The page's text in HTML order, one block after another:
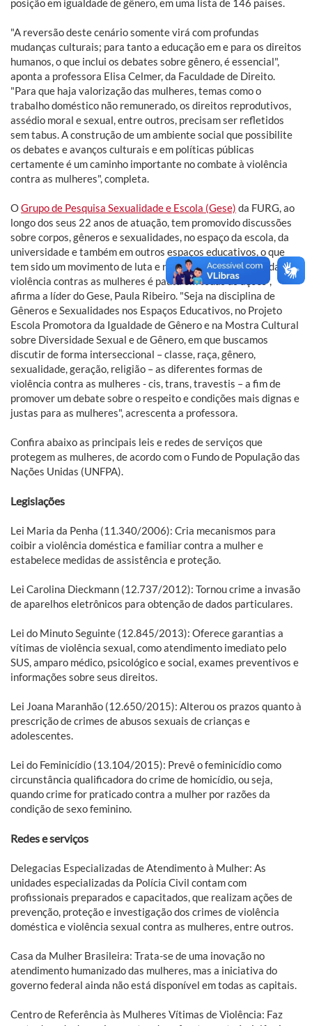
posição em igualdade de gênero, em uma lista de 146 países.
"A reversão deste cenário somente virá com profundas
mudanças culturais; para tanto a educação em e para os direitos
humanos, o que inclui os debates sobre gênero, é essencial",
aponta a professora Elisa Celmer, da Faculdade de Direito.
"Para que haja valorização das mulheres, temas como o
trabalho doméstico não remunerado, os direitos reprodutivos,
assédio moral e sexual, entre outros, precisam ser refletidos
sem tabus. A construção de um ambiente social que possibilite
os debates e avanços culturais e em políticas públicas
certamente é um caminho importante no combate à violência
contra as mulheres", completa.
OGrupo de Pesquisa Sexualidade e Escola (Gese) da FURG, ao
longo dos seus 22 anos de atuação, tem promovido discussões
sobre corpos, gêneros e sexualidades, no espaço da escola, da
universidade e também em outros espaços educativos, o que
tem sido um movimento de luta e resistência. "A questão da
violência contras as mulheres é pauta em todas as ações",
afirma a líder do Gese, Paula Ribeiro. "Seja na disciplina de
Gêneros e Sexualidades nos Espaços Educativos, no Projeto
Escola Promotora da Igualdade de Gênero e na Mostra Cultural
sobre Diversidade Sexual e de Gênero, em que buscamos
discutir de forma interseccional – classe, raça, gênero,
sexualidade, geração, religião – as diferentes formas de
violência contra as mulheres - cis, trans, travestis – a fim de
promover um debate sobre o respeito e condições mais dignas e
justas para as mulheres", acrescenta a professora.
Confira abaixo as principais leis e redes de serviços que
protegem as mulheres, de acordo com o Fundo de População das
Nações Unidas (UNFPA).
Legislações
Lei Maria da Penha (11.340/2006): Cria mecanismos para
coibir a violência doméstica e familiar contra a mulher e
estabelece medidas de assistência e proteção.
Lei Carolina Dieckmann (12.737/2012): Tornou crime a invasão
de aparelhos eletrônicos para obtenção de dados particulares.
Lei do Minuto Seguinte (12.845/2013): Oferece garantias a
vítimas de violência sexual, como atendimento imediato pelo
SUS, amparo médico, psicológico e social, exames preventivos e
informações sobre seus direitos.
Lei Joana Maranhão (12.650/2015): Alterou os prazos quanto à
prescrição de crimes de abusos sexuais de crianças e
adolescentes.
Lei do Feminicídio (13.104/2015): Prevê o feminicídio como
circunstância qualificadora do crime de homicídio, ou seja,
quando crime for praticado contra a mulher por razões da
condição de sexo feminino.
Redes e serviços
Delegacias Especializadas de Atendimento à Mulher: As
unidades especializadas da Polícia Civil contam com
profissionais preparados e capacitados, que realizam ações de
prevenção, proteção e investigação dos crimes de violência
doméstica e violência sexual contra as mulheres, entre outros.
Casa da Mulher Brasileira: Trata-se de uma inovação no
atendimento humanizado das mulheres, mas a iniciativa do
governo federal ainda não está disponível em todas as capitais.
Centro de Referência às Mulheres Vítimas de Violência: Faz